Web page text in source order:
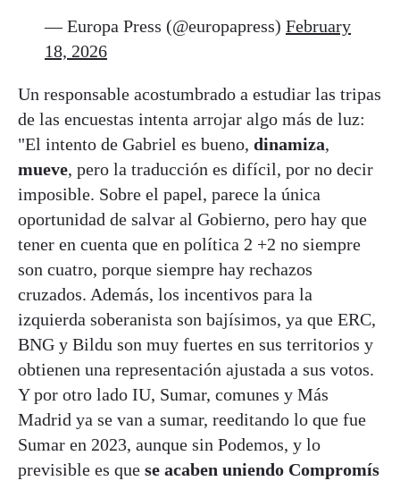
— Europa Press (@europapress) February
18, 2026
Un responsable acostumbrado a estudiar las tripas
de las encuestas intenta arrojar algo más de luz:
"El intento de Gabriel es bueno, dinamiza,
mueve, pero la traducción es difícil, por no decir
imposible. Sobre el papel, parece la única
oportunidad de salvar al Gobierno, pero hay que
tener en cuenta que en política 2 +2 no siempre
son cuatro, porque siempre hay rechazos
cruzados. Además, los incentivos para la
izquierda soberanista son bajísimos, ya que ERC,
BNG y Bildu son muy fuertes en sus territorios y
obtienen una representación ajustada a sus votos.
Y por otro lado IU, Sumar, comunes y Más
Madrid ya se van a sumar, reeditando lo que fue
Sumar en 2023, aunque sin Podemos, y lo
previsible es que se acaben uniendo Compromís